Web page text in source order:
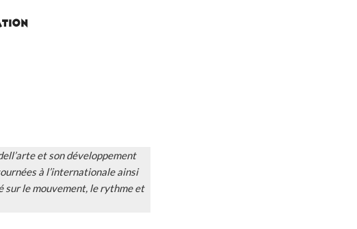
et son développement
à l’internationale ainsi
sur le mouvement, le rythme et